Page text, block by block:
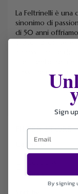
La Feltrinelli è una
sinonimo di
di 50 anni
articoli di
FILTER STORE
Categories
Deals
Sign
By signing